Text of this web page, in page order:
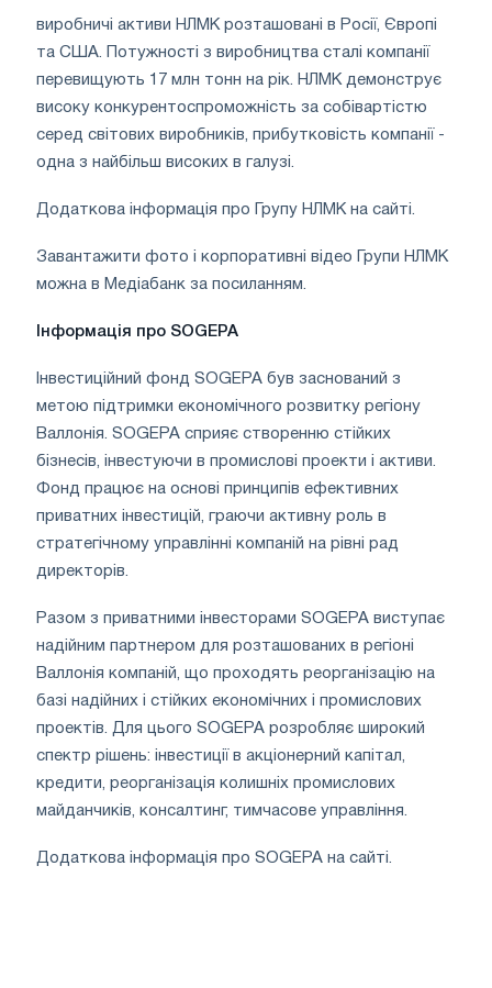
виробничі активи НЛМК розташовані в Росії, Європі
та США. Потужності з виробництва сталі компанії
перевищують 17 млн ​​тонн на рік. НЛМК демонструє
високу конкурентоспроможність за собівартістю
серед світових виробників, прибутковість компанії -
одна з найбільш високих в галузі.
Додаткова інформація про Групу НЛМК на сайті.
Завантажити фото і корпоративні відео Групи НЛМК
можна в Медіабанк за посиланням.
Інформація про SOGEPA
Інвестиційний фонд SOGEPA був заснований з
метою підтримки економічного розвитку регіону
Валлонія. SOGEPA сприяє створенню стійких
бізнесів, інвестуючи в промислові проекти і активи.
Фонд працює на основі принципів ефективних
приватних інвестицій, граючи активну роль в
стратегічному управлінні компаній на рівні рад
директорів.
Разом з приватними інвесторами SOGEPA виступає
надійним партнером для розташованих в регіоні
Валлонія компаній, що проходять реорганізацію на
базі надійних і стійких економічних і промислових
проектів. Для цього SOGEPA розробляє широкий
спектр рішень: інвестиції в акціонерний капітал,
кредити, реорганізація колишніх промислових
майданчиків, консалтинг, тимчасове управління.
Додаткова інформація про SOGEPA на сайті.